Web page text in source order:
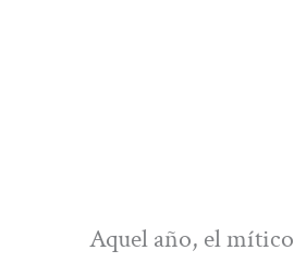
Aquel año, el mítico